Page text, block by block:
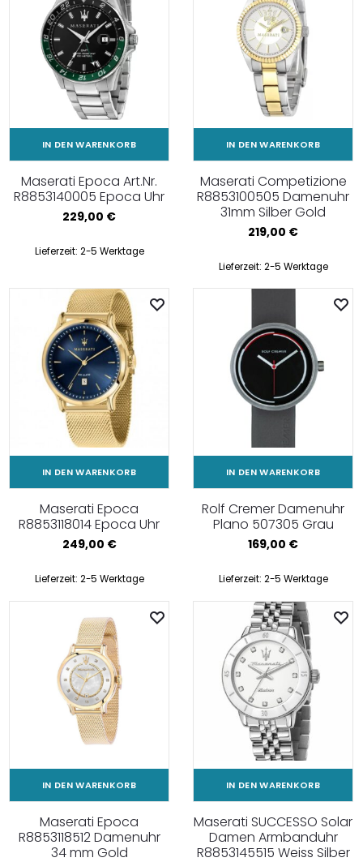
IN DEN WARENKORB
Maserati Epoca Art.Nr.
R8853140005 Epoca Uhr
229,00 €
Lieferzeit: 2-5 Werktage
IN DEN WARENKORB
Maserati Competizione
R8853100505 Damenuhr
31mm Silber Gold
219,00 €
Lieferzeit: 2-5 Werktage
IN DEN WARENKORB
Maserati Epoca
R8853118014 Epoca Uhr
249,00 €
Lieferzeit: 2-5 Werktage
IN DEN WARENKORB
Rolf Cremer Damenuhr
Plano 507305 Grau
169,00 €
Lieferzeit: 2-5 Werktage
IN DEN WARENKORB
Maserati Epoca
R8853118512 Damenuhr
34 mm Gold
IN DEN WARENKORB
Maserati SUCCESSO Solar
Damen Armbanduhr
R8853145515 Weiss Silber